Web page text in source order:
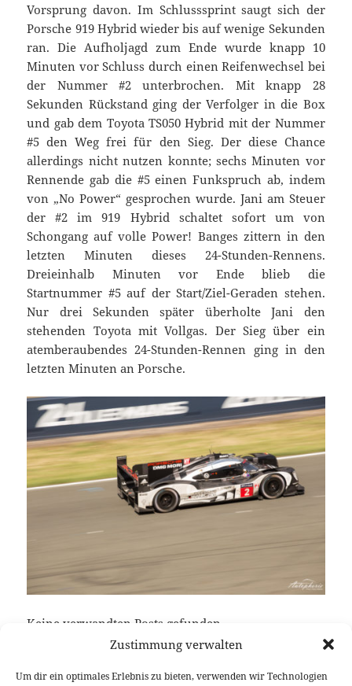
Zustimmung verwalten
Um dir ein optimales Erlebnis zu bieten, verwenden wir Technologien
Vorsprung davon. Im Schlusssprint saugt sich der
Porsche 919 Hybrid wieder bis auf wenige Sekunden
ran. Die Aufholjagd zum Ende wurde knapp 10
Minuten vor Schluss durch einen Reifenwechsel bei
der Nummer #2 unterbrochen. Mit knapp 28
Sekunden Rückstand ging der Verfolger in die Box
und gab dem Toyota TS050 Hybrid mit der Nummer
#5 den Weg frei für den Sieg. Der diese Chance
allerdings nicht nutzen konnte; sechs Minuten vor
Rennende gab die #5 einen Funkspruch ab, indem
von „No Power“ gesprochen wurde. Jani am Steuer
der #2 im 919 Hybrid schaltet sofort um von
Schongang auf volle Power! Banges zittern in den
letzten Minuten dieses 24-Stunden-Rennens.
Dreieinhalb Minuten vor Ende blieb die
Startnummer #5 auf der Start/Ziel-Geraden stehen.
Nur drei Sekunden später überholte Jani den
stehenden Toyota mit Vollgas. Der Sieg über ein
atemberaubendes 24-Stunden-Rennen ging in den
letzten Minuten an Porsche.
Keine verwandten Posts gefunden.